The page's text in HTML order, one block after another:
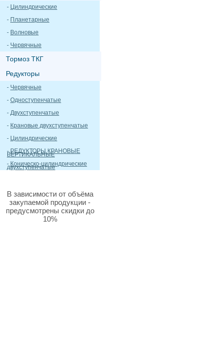
- Цилиндрические
- Планетарные
- Волновые
- Червячные
Тормоз ТКГ
Редукторы
- Червячные
- Одноступенчатые
- Двухступенчатые
- Крановые двухступенчатые
- Цилиндрические
-РЕДУКТОРЫ КРАНОВЫЕ
ВЕРТИКАЛЬНЫЕ
- Коническо-цилиндрические
двухступенчатые
В зависимости от объёма
закупаемой продукции -
предусмотрены скидки до
10%